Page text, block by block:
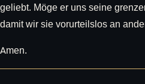
geliebt. Möge er uns seine
damit wir sie vorurteilslos an
Amen.